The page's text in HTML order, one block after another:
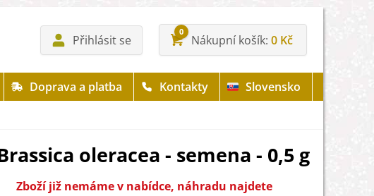
Přihlásit se
0
Nákupní košík 0 Kč
Doprava a platba Kontakty
Slovensko
oleracea - semena - 0,5 g
Zboží již nemáme v nabídce, náhradu najdete